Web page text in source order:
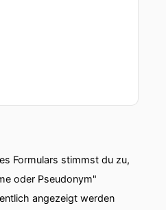
Formulars stimmst du zu,
oder Pseudonym"
angezeigt werden